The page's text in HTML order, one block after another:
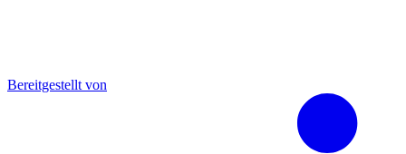
Bereitgestellt von